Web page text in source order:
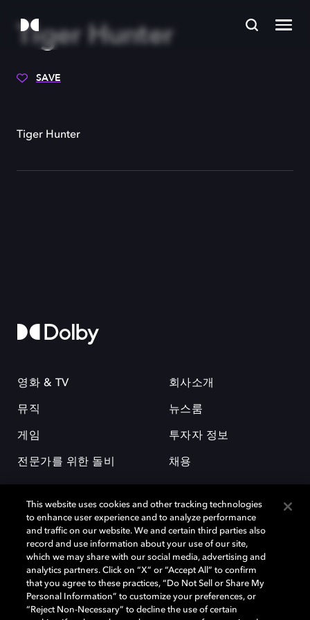
Tiger Hunter
SAVE
Tiger Hunter
영화 & TV
뮤직
게임
전문가를 위한 돌비
회사소개
뉴스룸
투자자 정보
채용
돌비(Dolby)와 double-D 심볼은 미국 및 기타 국가 돌비래버러토리스
(Dolby Laboratories, Inc.)의 등록 및 미등록 상표이다. 그 밖에 다른 자료에
기재된 상표는 해당 상표 소유권자의 등록상표로 유지된다. © 2025 Dolby
Laboratories, Inc. All rights reserved.
This website uses cookies and other tracking technologies
to enhance user experience and to analyze performance
and traffic on our website. We and certain third parties also
record and use information about your use of our site,
which we may share with our social media, advertising and
analytics partners. Click on “X” or “Accept All” to confirm
that you agree to these practices, “Do Not Sell or Share My
Personal Information” to customize your preferences, or
“Reject Non-Necessary” to decline the use of certain